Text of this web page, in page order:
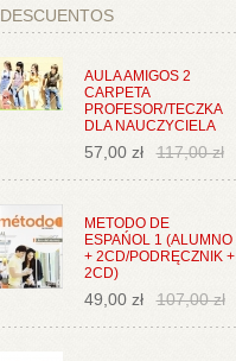
DESCUENTOS
AULA AMIGOS 2
CARPETA
PROFESOR/TECZKA
DLA NAUCZYCIELA
57,00 zł 117,00 zł
METODO DE
ESPAŃOL 1 (ALUMNO
+ 2CD/PODRĘCZNIK +
2CD)
49,00 zł 107,00 zł